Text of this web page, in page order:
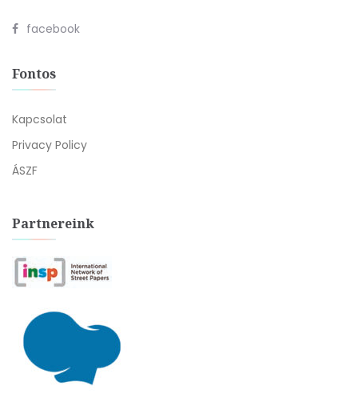
facebook
Fontos
Kapcsolat
Privacy Policy
ÁSZF
Partnereink